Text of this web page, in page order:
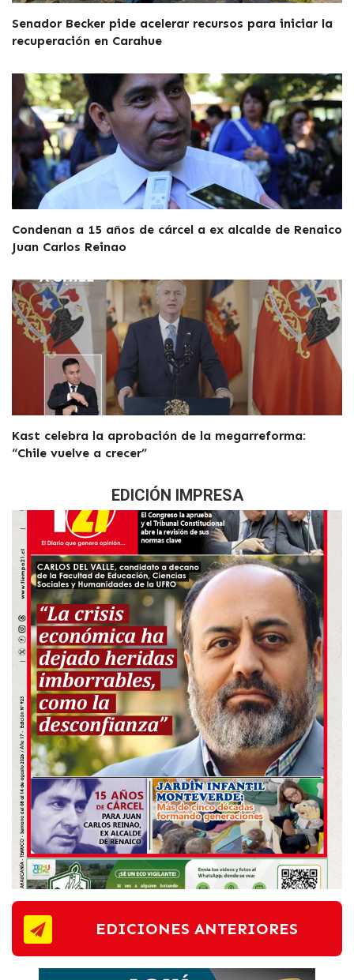
Senador Becker pide acelerar recursos para iniciar la
recuperación en Carahue
Condenan a 15 años de cárcel a ex alcalde de Renaico
Juan Carlos Reinao
Kast celebra la aprobación de la megarreforma:
“Chile vuelve a crecer”
EDICIÓN IMPRESA
EDICIONES ANTERIORES